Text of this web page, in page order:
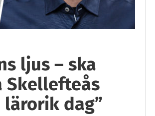
ljus – ska
Skellefteås
lärorik dag”